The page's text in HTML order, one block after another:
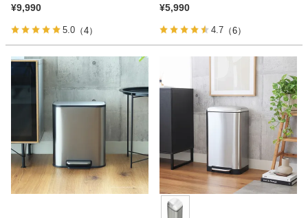
キッチン用品
家電・照明器具
インテリア雑貨
ガーデン
¥9,990
5.0 （4）
¥5,990
4.7 （6）